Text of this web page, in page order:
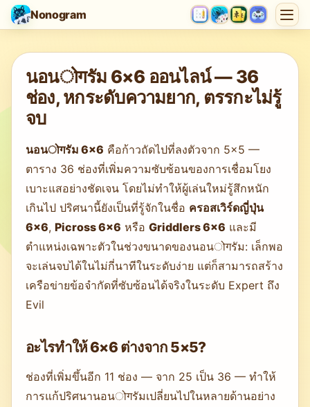
Nonogram
กำลังโหลดเกม…
นอนोगรัม 6×6 ออนไลน์ — 36
ช่อง, หกระดับความยาก, ตรรกะไม่รู้
จบ
นอนोगรัม 6×6 คือก้าวถัดไปที่ลงตัวจาก 5×5 —
ตาราง 36 ช่องที่เพิ่มความซับซ้อนของการเชื่อมโยง
เบาะแสอย่างชัดเจน โดยไม่ทำให้ผู้เล่นใหม่รู้สึกหนัก
เกินไป ปริศนานี้ยังเป็นที่รู้จักในชื่อ ครอสเวิร์ดญี่ปุ่น
6×6, Picross 6×6 หรือ Griddlers 6×6 และมี
ตำแหน่งเฉพาะตัวในช่วงขนาดของนอนोगรัม: เล็กพอ
จะเล่นจบได้ในไม่กี่นาทีในระดับง่าย แต่ก็สามารถสร้าง
เครือข่ายข้อจำกัดที่ซับซ้อนได้จริงในระดับ Expert ถึง
Evil
อะไรทำให้ 6×6 ต่างจาก 5×5?
ช่องที่เพิ่มขึ้นอีก 11 ช่อง — จาก 25 เป็น 36 — ทำให้
การแก้ปริศนานอนोगรัมเปลี่ยนไปในหลายด้านอย่าง